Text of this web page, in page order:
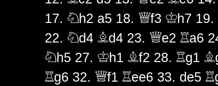
17. Nh2 a5 18. Qf3 Kh7 19.
22. Nd4 Bd4 23. Qe2 Ra6
Nh5 27. Kh1 Bf2 28. Rg1
Rg6 32. Qf1 Ree6 33. de5